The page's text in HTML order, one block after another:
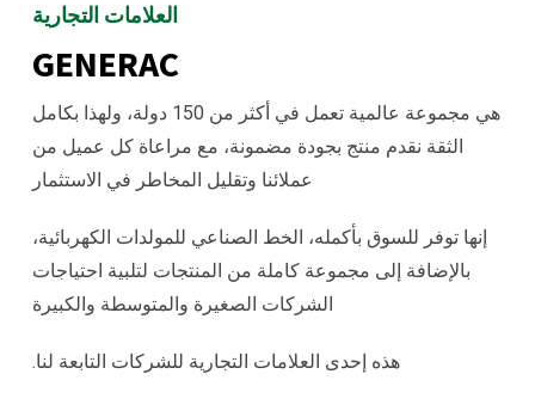
العلامات التجارية
GENERAC
هي مجموعة عالمية تعمل في أكثر من 150 دولة، ولهذا بكامل
الثقة نقدم منتج بجودة مضمونة، مع مراعاة كل عميل من
عملائنا وتقليل المخاطر في الاستثمار
إنها توفر للسوق بأكمله، الخط الصناعي للمولدات الكهربائية،
بالإضافة إلى مجموعة كاملة من المنتجات لتلبية احتياجات
الشركات الصغيرة والمتوسطة والكبيرة
هذه إحدى العلامات التجارية للشركات التابعة لنا.